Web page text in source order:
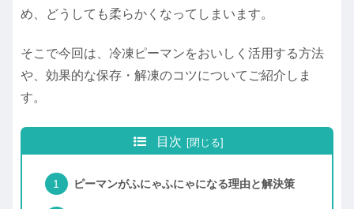
め、どうしても柔らかくなってしまいます。
そこで今回は、冷凍ピーマンをおいしく活用する方法
や、効果的な保存・解凍のコツについてご紹介しま
す。
目次
ピーマンがふにゃふにゃになる理由と解決策